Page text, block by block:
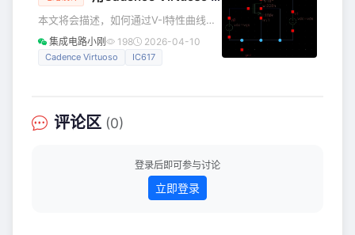
颗 GPU 集群每秒处理数 PB 级数据流
动。但这一带宽革命并非性能的线性跃
升，而是将电子系统设计推向物理极限
的临界点：信号完
本文将会描述，如何通过V-I特性曲线得
出SMIC 0.18um工艺库的工艺参数。 N-
MOS的测量 提取数据 上一篇文章已经
数据，这里改变一下扫描范围，vds范围
改为0-2V，vgs范围改为0.6-1.2V，步
Marker菜单中的Create
集成电路小刚 198 2026-04-10
Cadence Virtuoso IC617
评论区 (0)
登录后即可参与讨论
立即登录